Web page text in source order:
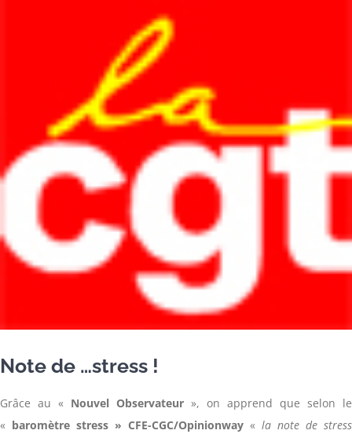
Note de …stress !
Grâce au « Nouvel Observateur », on apprend que selon le
« baromètre stress » CFE-CGC/Opinionway « la note de stress